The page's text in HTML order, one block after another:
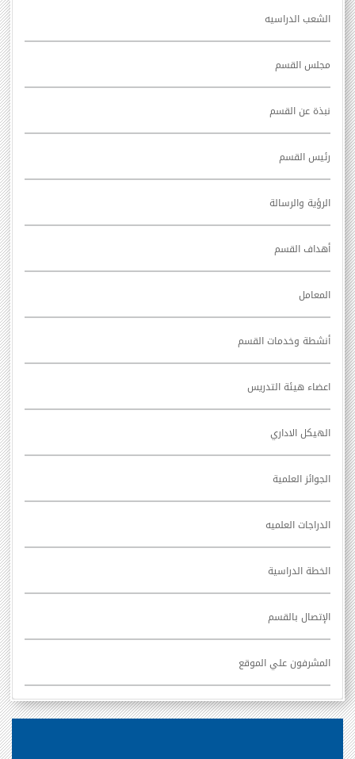
الشعب الدراسيه
مجلس القسم
نبذة عن القسم
رئيس القسم
الرؤية والرسالة
أهداف القسم
المعامل
أنشطة وخدمات القسم
اعضاء هيئة التدريس
الهيكل الاداري
الجوائز العلمية
الدراجات العلميه
الخطة الدراسية
الإتصال بالقسم
المشرفون علي الموقع